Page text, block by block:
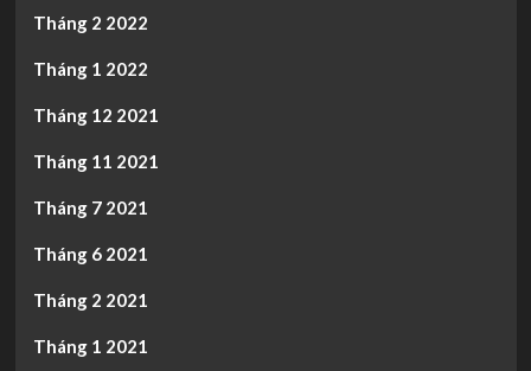
Tháng 2 2022
Tháng 1 2022
Tháng 12 2021
Tháng 11 2021
Tháng 7 2021
Tháng 6 2021
Tháng 2 2021
Tháng 1 2021